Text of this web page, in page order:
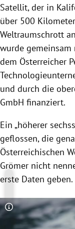
Satellit, der in
über 500
Weltraumschrott
wurde
dem Österreicher
und durch die
GmbH finanziert.
Ein „höherer
geflossen, die
Österreichischen
Grömer nicht
erste Daten geben.
Copyright-